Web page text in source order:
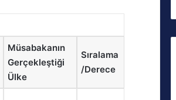
Müsabakanın
Gerçekleştiği
Ülke
Sıralama
/Derece